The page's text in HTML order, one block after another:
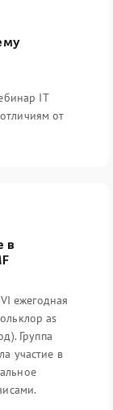
IT
от
в
ежегодная
as
Группа
участие в